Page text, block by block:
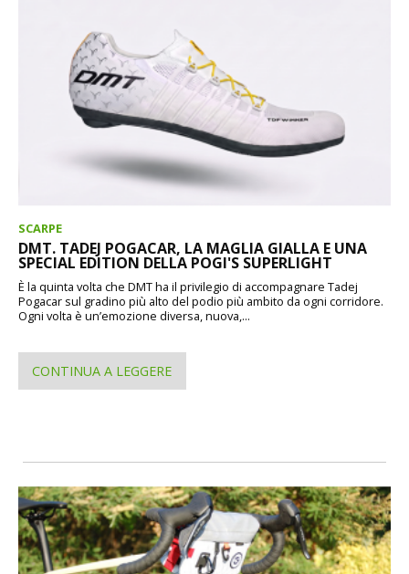
SCARPE
DMT. TADEJ POGACAR, LA MAGLIA GIALLA E UNA
SPECIAL EDITION DELLA POGI'S SUPERLIGHT
È la quinta volta che DMT ha il privilegio di accompagnare Tadej
Pogacar sul gradino più alto del podio più ambito da ogni corridore.
Ogni volta è un’emozione diversa, nuova,...
CONTINUA A LEGGERE